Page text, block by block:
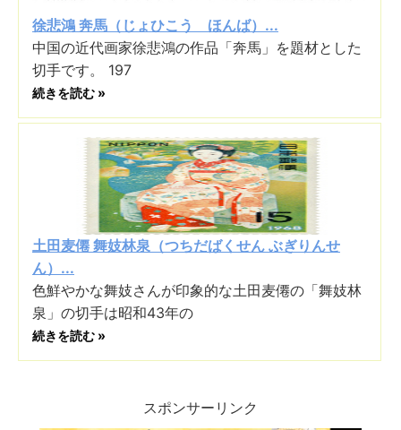
徐悲鴻 奔馬（じょひこう ほんば）...
中国の近代画家徐悲鴻の作品「奔馬」を題材とした
切手です。 197
続きを読む »
土田麦僊 舞妓林泉（つちだばくせん ぶぎりんせ
ん）...
色鮮やかな舞妓さんが印象的な土田麦僊の「舞妓林
泉」の切手は昭和43年の
続きを読む »
スポンサーリンク